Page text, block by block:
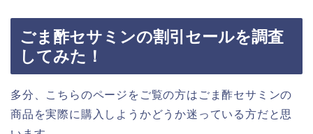
ごま酢セサミンの割引セールを調査
してみた！
多分、こちらのページをご覧の方はごま酢セサミンの
商品を実際に購入しようかどうか迷っている方だと思